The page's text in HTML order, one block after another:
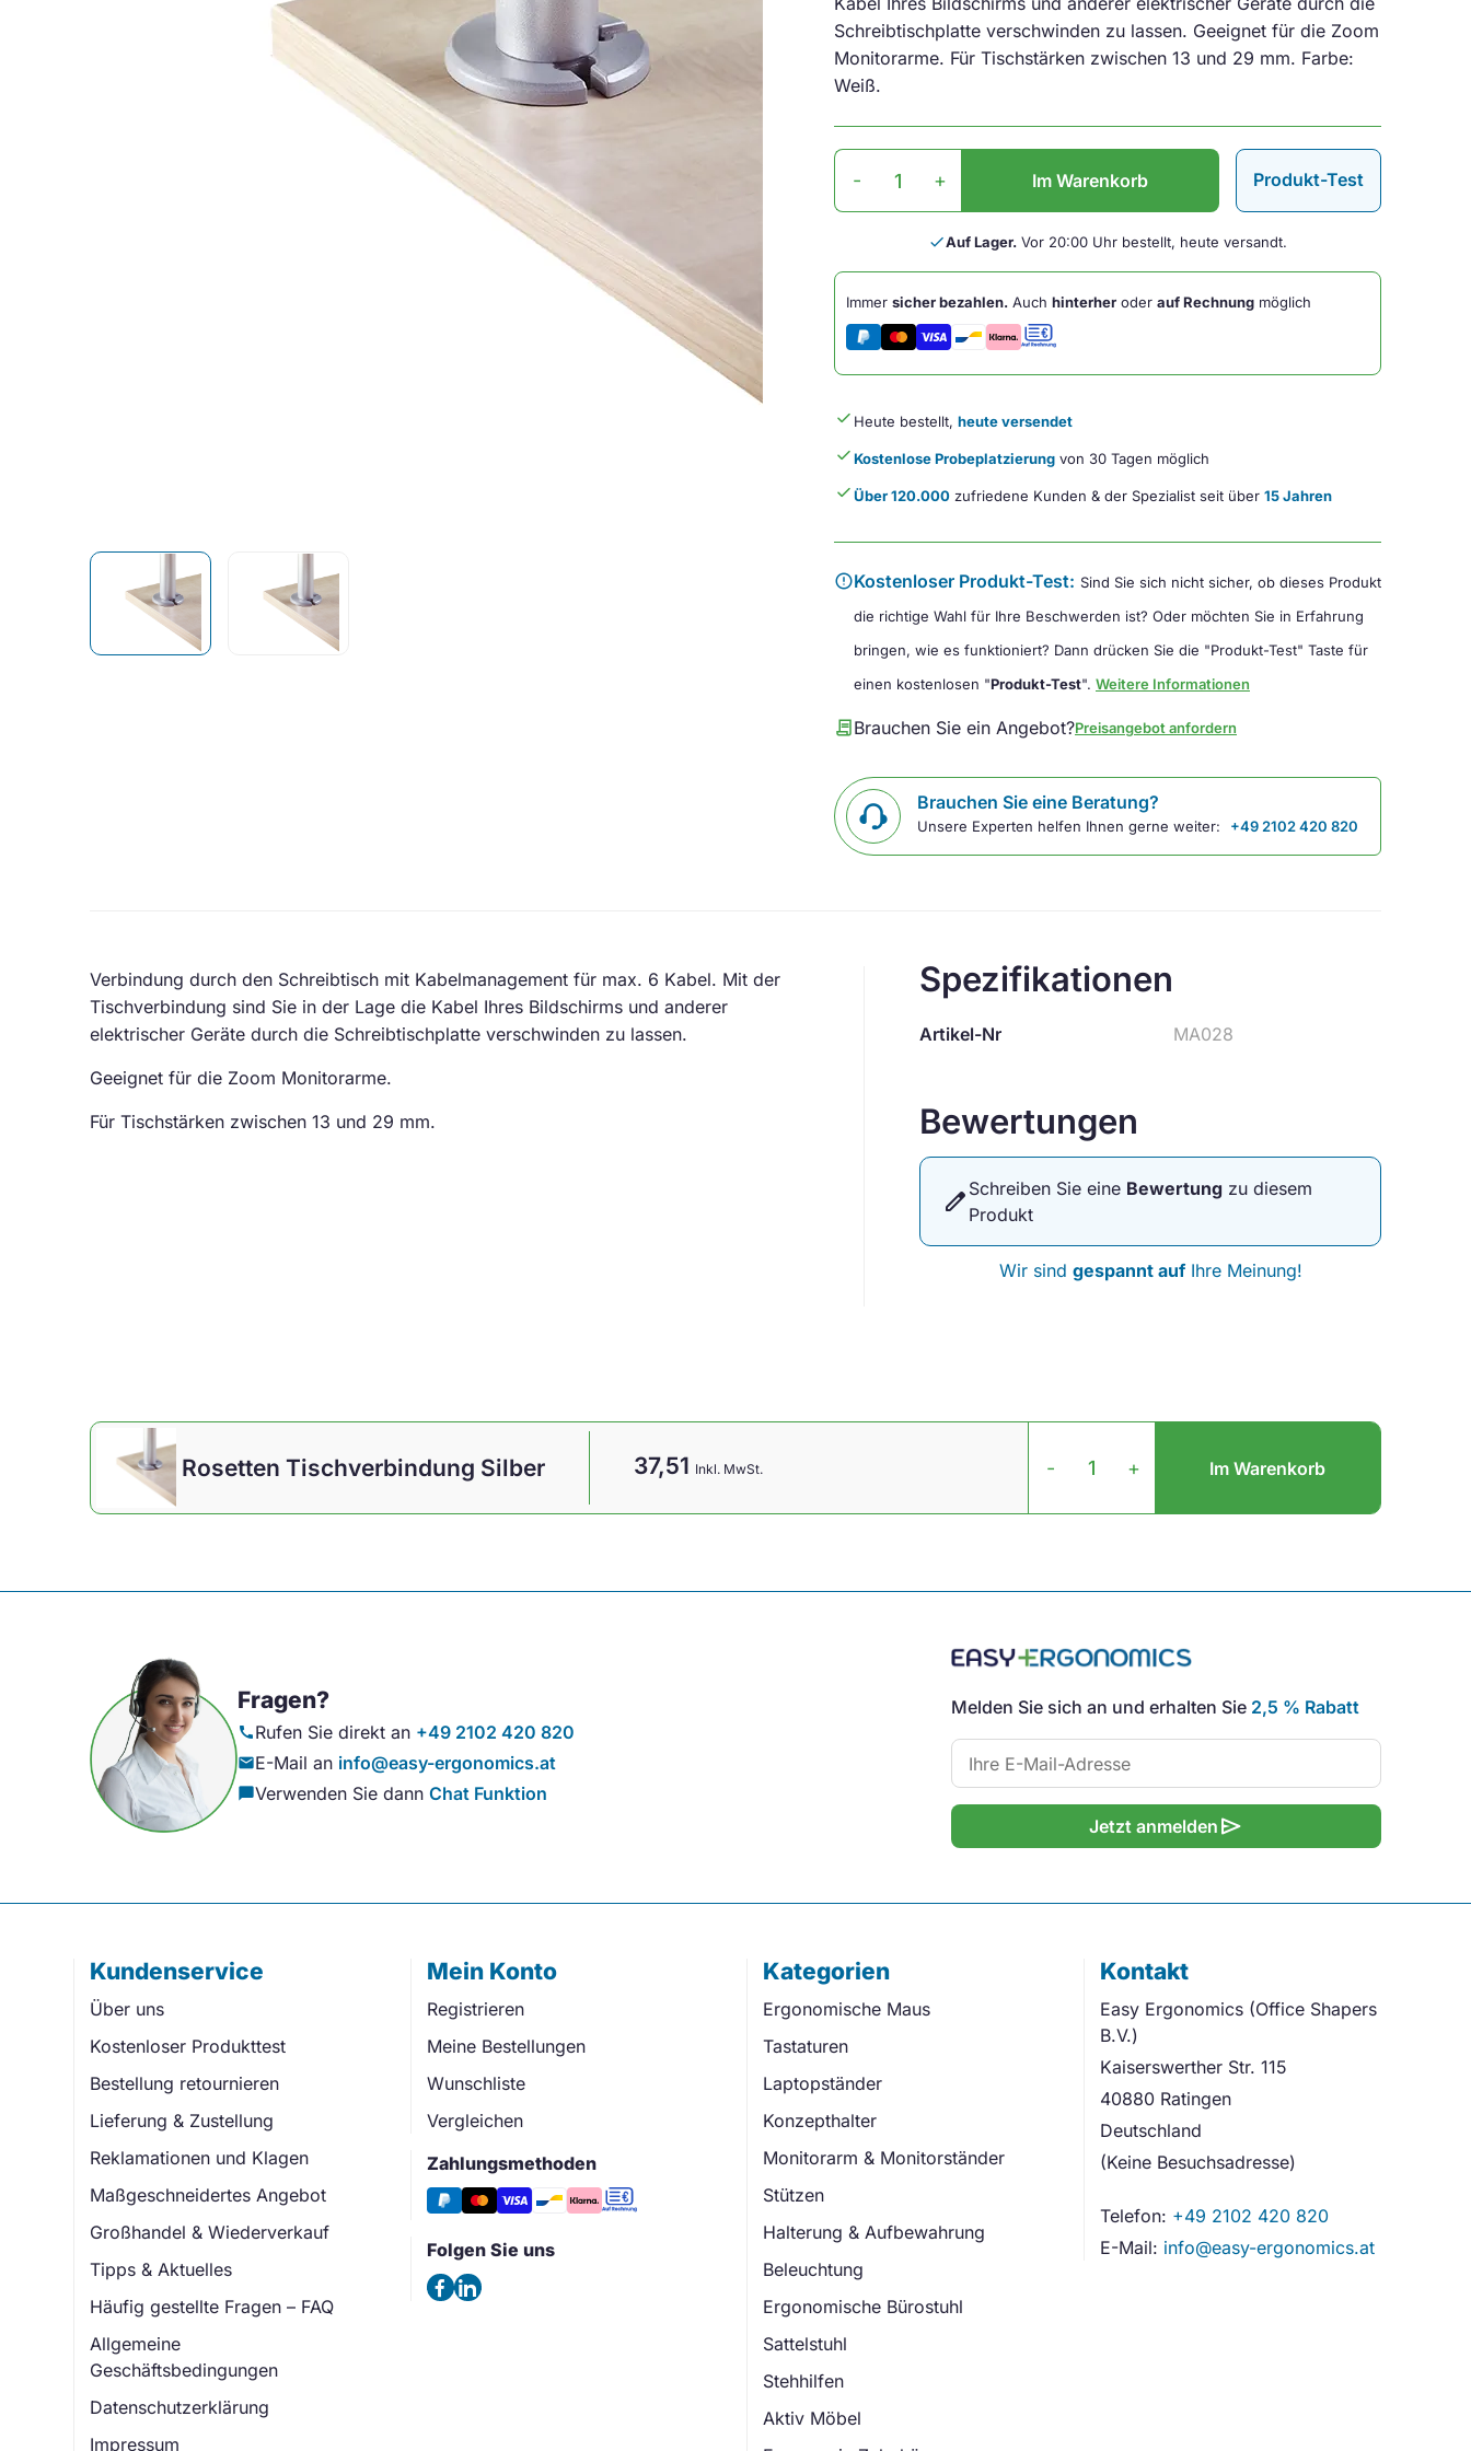
Schreibtischplatte verschwinden zu lassen. Geeignet für die Zoom
Monitorarme. Für Tischstärken zwischen 13 und 29 mm. Farbe:
Weiß.
Rosetten
Tischverbindung
Silber
- + Im Warenkorb Produkt-Test
doneAuf Lager. Vor 20:00 Uhr bestellt, heute versandt.
Immer sicher bezahlen. Auch hinterher oder auf Rechnung möglich
done Heute bestellt, heute versendet
doneKostenlose Probeplatzierung von 30 Tagen möglich
doneÜber 120.000 zufriedene Kunden & der Spezialist seit über 15 Jahren
errorKostenloser Produkt-Test: Sind Sie sich nicht sicher, ob dieses Produkt
die richtige Wahl für Ihre Beschwerden ist? Oder möchten Sie in Erfahrung
bringen, wie es funktioniert? Dann drücken Sie die "Produkt-Test" Taste für
einen kostenlosen "Produkt-Test". Weitere Informationen
contractBrauchen Sie ein Angebot?Preisangebot anfordern
Brauchen Sie eine Beratung?
Unsere Experten helfen Ihnen gerne weiter: +49 2102 420 820
Verbindung durch den Schreibtisch mit Kabelmanagement für max. 6 Kabel. Mit der
Tischverbindung sind Sie in der Lage die Kabel Ihres Bildschirms und anderer
elektrischer Geräte durch die Schreibtischplatte verschwinden zu lassen.
Geeignet für die Zoom Monitorarme.
Für Tischstärken zwischen 13 und 29 mm.
Spezifikationen
Artikel-Nr MA028
Bewertungen
edit Schreiben Sie eine Bewertung zu diesem
Produkt
Wir sind gespannt aufIhre Meinung!
Rosetten Tischverbindung Silber 37,51 Inkl. MwSt.
Tischverbindung
Menge
- + Im Warenkorb
Fragen?
callRufen Sie direkt an +49 2102 420 820
mailE-Mail an info@easy-ergonomics.at
chat_bubbleVerwenden Sie dann Chat Funktion
Melden Sie sich an und erhalten Sie 2,5 % Rabatt
Jetzt anmelden send
Kundenservice
Über uns
Kostenloser Produkttest
Bestellung retournieren
Lieferung & Zustellung
Reklamationen und Klagen
Maßgeschneidertes Angebot
Großhandel & Wiederverkauf
Tipps & Aktuelles
Häufig gestellte Fragen – FAQ
Allgemeine
Geschäftsbedingungen
Datenschutzerklärung
Impressum
Mein Konto
Registrieren
Meine Bestellungen
Wunschliste
Vergleichen
Zahlungsmethoden
Folgen Sie uns
Kategorien
Ergonomische Maus
Tastaturen
Laptopständer
Konzepthalter
Monitorarm & Monitorständer
Stützen
Halterung & Aufbewahrung
Beleuchtung
Ergonomische Bürostuhl
Sattelstuhl
Stehhilfen
Aktiv Möbel
Kontakt
Easy Ergonomics (Office Shapers
B.V.)
Kaiserswerther Str. 115
40880 Ratingen
Deutschland
(Keine Besuchsadresse)
Telefon: +49 2102 420 820
E-Mail: info@easy-ergonomics.at